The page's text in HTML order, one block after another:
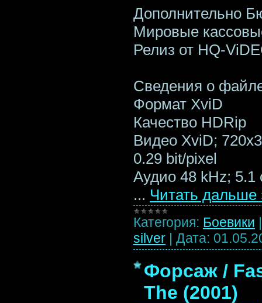
Дополнительно
Мировые
Релиз от HQ-
Сведения о
Формат XviD
Качество HDRip
Видео XviD;
0.29 bit/pixel
Аудио 48 kHz; 5.1
... Читать дальше
Категория: Боевики
silver | Дата:
Форсаж /
The (2001)